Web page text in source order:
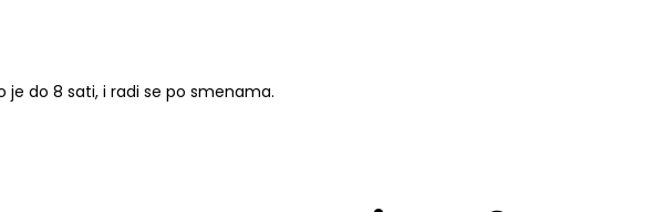
je do 8 sati, i radi se po smenama.